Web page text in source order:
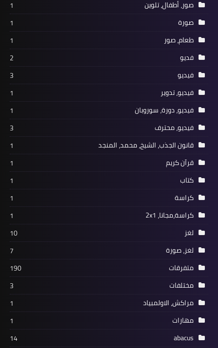
صور، أطفال، تلوين
1
صورة
1
طعام، صور
1
فديو
2
فيديو
3
فيديو، تدوير
1
فيديو، دورة، سوروبان
1
فيديو، محترف
3
قانون الجذب، الشيخ، محمد، المنجد
1
قرآن كريم
1
كتاب
1
كراسة
1
كراسة،مجانا، 2x1
1
لغز
10
لغز، صورة
7
متفرقات
190
مختلفات
3
مراكش، الاولمبياد
1
مهارات
1
abacus
14